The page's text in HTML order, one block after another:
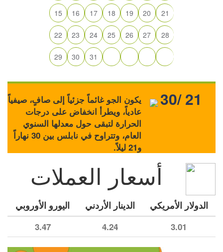
15 16 17 18 19 20 21
22 23 24 25 26 27 28
29 30 31
يكون الجو غائماً جزئياً إلى صافٍ، صيفياً
عادياً، ويطرأ انخفاض على درجات
الحرارة لتبقى حول معدلها السنوي
العام، وتتراوح في نابلس بين 30 نهاراً
و21 ليلاً.
30/ 21
أسعار العملات
الدولار الأمريكي الدينار الأردني اليورو الأوروبي
3.01
4.24
3.47